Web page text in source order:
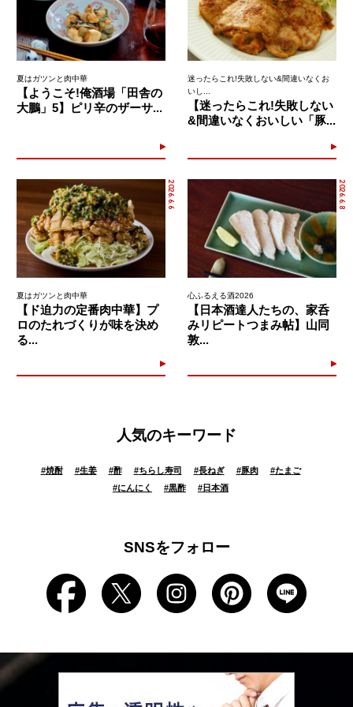
夏はガツンと肉中華
【ようこそ!俺酒場「田舎の
大鵬」5】ピリ辛のザーサ...
迷ったらこれ!失敗しない&間違いなくお
いし...
【迷ったらこれ!失敗しない
&間違いなくおいしい「豚...
2026.6.6
夏はガツンと肉中華
【ド迫力の定番肉中華】プ
ロのたれづくりが味を決め
る...
2026.6.8
心ふるえる酒2026
【日本酒達人たちの、家呑
みリピートつまみ帖】山同
敦...
人気のキーワード
#焼酎 #生姜 #酢 #ちらし寿司 #長ねぎ #豚肉 #たまご
#にんにく #黒酢 #日本酒
SNSをフォロー